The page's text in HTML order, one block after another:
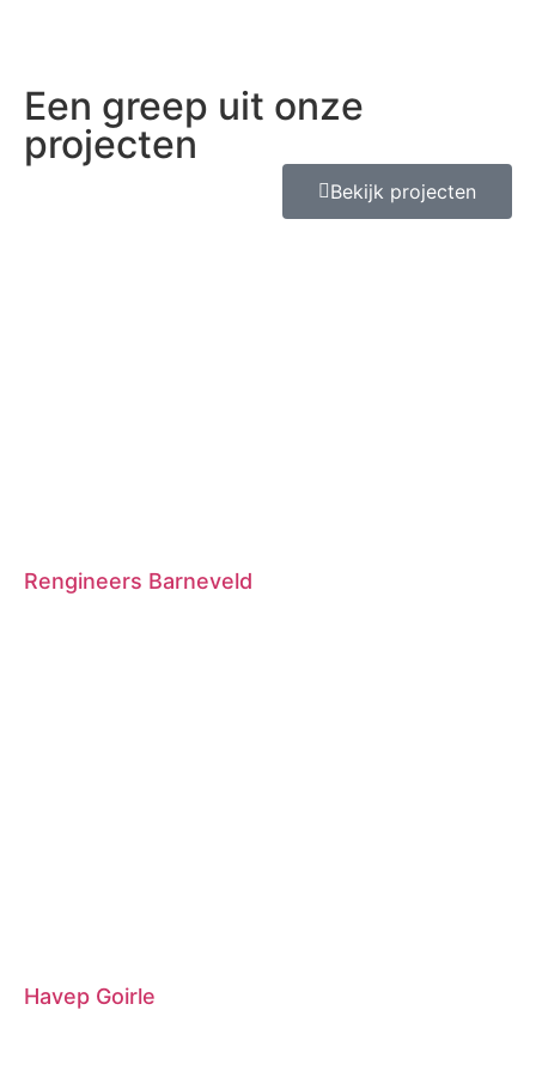
Een greep uit onze
projecten
Bekijk projecten
Rengineers Barneveld
Havep Goirle